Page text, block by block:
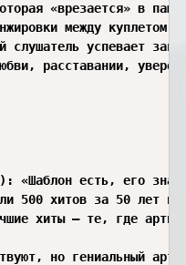
«врезается» в
между
успевает
расставании,
«Шаблон есть, его
500 хитов за 50 лет
хиты — те, где
но гениальный